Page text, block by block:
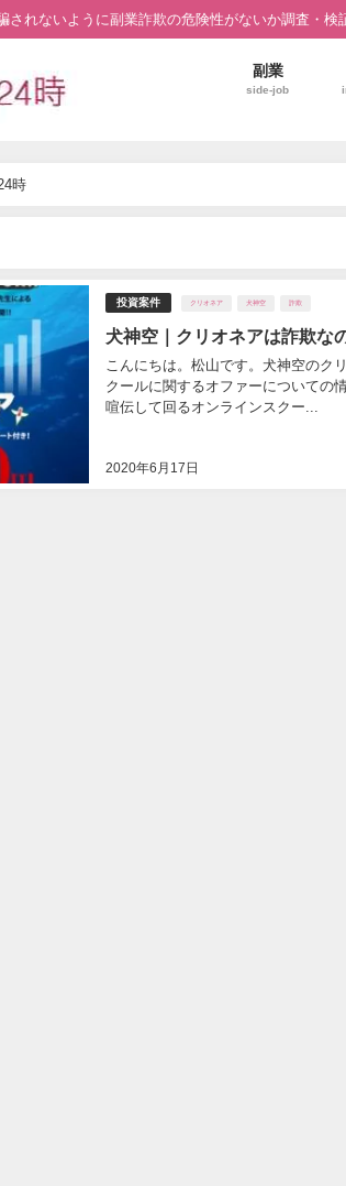
されないように副業詐欺の危険性がないか調査・検
副業
side-job
時
投資案件 クリオネア 犬神空 詐欺
犬神空｜クリオネアは詐欺な
2020年6月17日
こんにちは。松山です。犬神空のク
クールに関するオファーについての
喧伝して回るオンラインスクー...